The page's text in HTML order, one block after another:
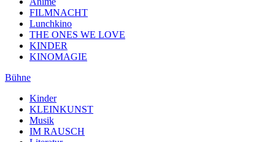
FILMNACHT
Lunchkino
THE ONES WE LOVE
KINDER
KINOMAGIE
Bühne
Kinder
KLEINKUNST
Musik
IM RAUSCH